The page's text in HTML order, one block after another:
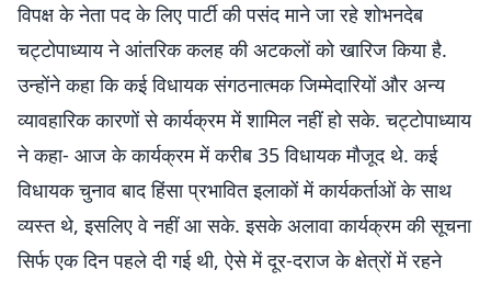
विपक्ष के नेता पद के लिए पार्टी की पसंद माने जा रहे शोभनदेब
चट्टोपाध्याय ने आंतरिक कलह की अटकलों को खारिज किया है.
उन्होंने कहा कि कई विधायक संगठनात्मक जिम्मेदारियों और अन्य
व्यावहारिक कारणों से कार्यक्रम में शामिल नहीं हो सके. चट्टोपाध्याय
ने कहा- आज के कार्यक्रम में करीब 35 विधायक मौजूद थे. कई
विधायक चुनाव बाद हिंसा प्रभावित इलाकों में कार्यकर्ताओं के साथ
व्यस्त थे, इसलिए वे नहीं आ सके. इसके अलावा कार्यक्रम की सूचना
सिर्फ एक दिन पहले दी गई थी, ऐसे में दूर-दराज के क्षेत्रों में रहने